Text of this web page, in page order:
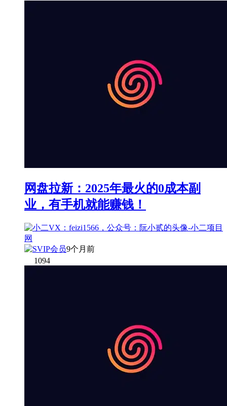
网盘拉新：2025年最火的0成本副
业，有手机就能赚钱！
9个月前
1094